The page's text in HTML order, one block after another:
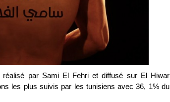
réalisé par Sami El Fehri et diffusé sur El Hiwar
les plus suivis par les tunisiens avec 36, 1% du